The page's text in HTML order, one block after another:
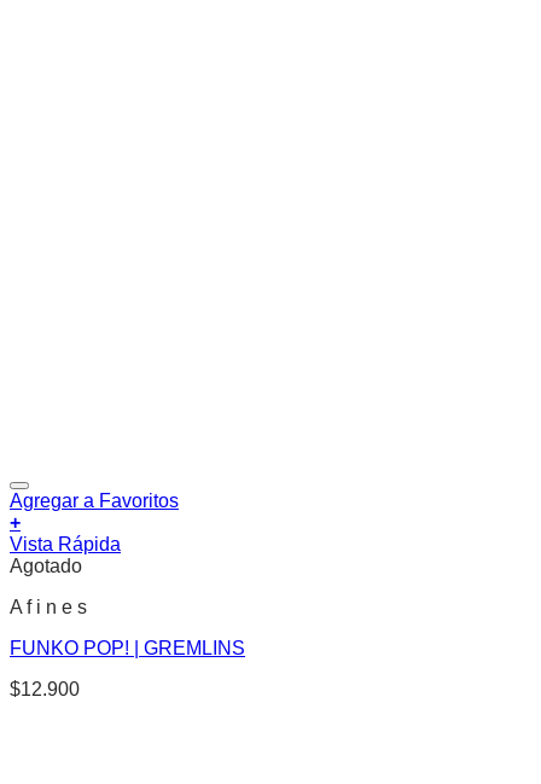
Agregar a Favoritos
+
Vista Rápida
Agotado
A f i n e s
FUNKO POP! | GREMLINS
$12.900